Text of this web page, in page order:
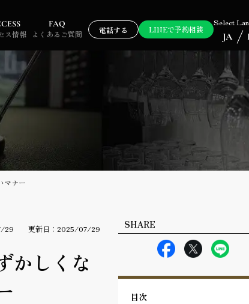
ス情報
FAQ
よくあるご質問
電話する LINEで予約相談
Select
JA
マナー
29 更新日：2025/07/29
かしくな
SHARE
目次